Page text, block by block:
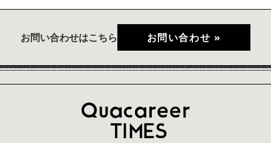
お問い合わせはこちら お問い合わせ »